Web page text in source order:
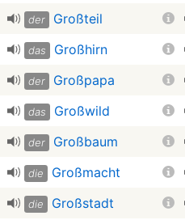
der Großteil
das Großhirn
der Großpapa
das Großwild
der Großbaum
die Großmacht
die Großstadt